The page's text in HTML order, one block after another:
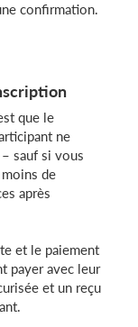
confirmation.
que le
ne
sauf si vous
de
après
et le paiement
payer avec leur
et un reçu